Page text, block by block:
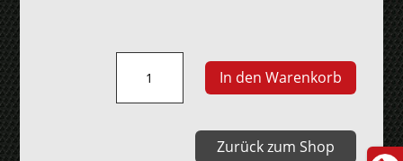
Golf
In den Warenkorb
Zurück zum Shop